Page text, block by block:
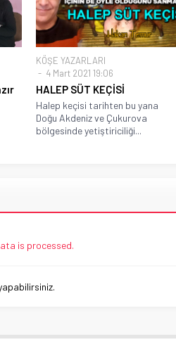
KÖŞE YAZARLARI
4 Mart 2021 19:06
HALEP SÜT KEÇİSİ
Halep keçisi tarihten bu yana
Doğu Akdeniz ve Çukurova
bölgesinde yetiştiriciliği...
is processed.